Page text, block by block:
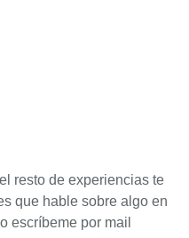
resto de experiencias te
que hable sobre algo en
escríbeme por mail